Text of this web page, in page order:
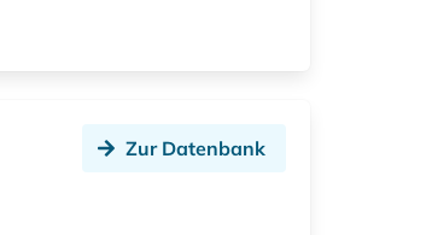
Zur Datenbank